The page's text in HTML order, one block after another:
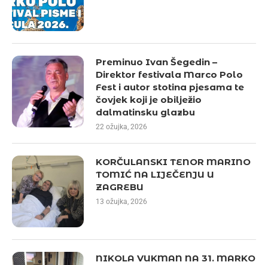
Preminuo Ivan Šegedin –
Direktor festivala Marco Polo
Fest i autor stotina pjesama te
čovjek koji je obilježio
dalmatinsku glazbu
22 ožujka, 2026
KORČULANSKI TENOR MARINO
TOMIĆ NA LIJEČENJU U
ZAGREBU
13 ožujka, 2026
NIKOLA VUKMAN NA 31. MARKO